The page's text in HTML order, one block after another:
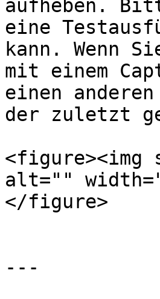
aufheben.
eine
kann. Wenn
mit einem
einen
der zuletzt
<figure><img
alt=""
</figure>
---